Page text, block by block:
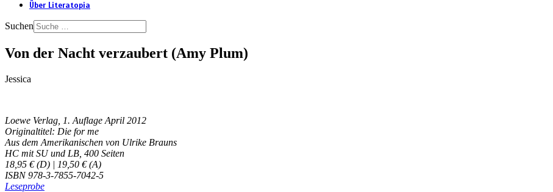
Über Literatopia
Suchen
Von der Nacht verzaubert (Amy Plum)
Jessica
Loewe Verlag, 1. Auflage April 2012
Originaltitel: Die for me
Aus dem Amerikanischen von Ulrike Brauns
HC mit SU und LB, 400 Seiten
18,95 € (D) | 19,50 € (A)
ISBN 978-3-7855-7042-5
Leseprobe